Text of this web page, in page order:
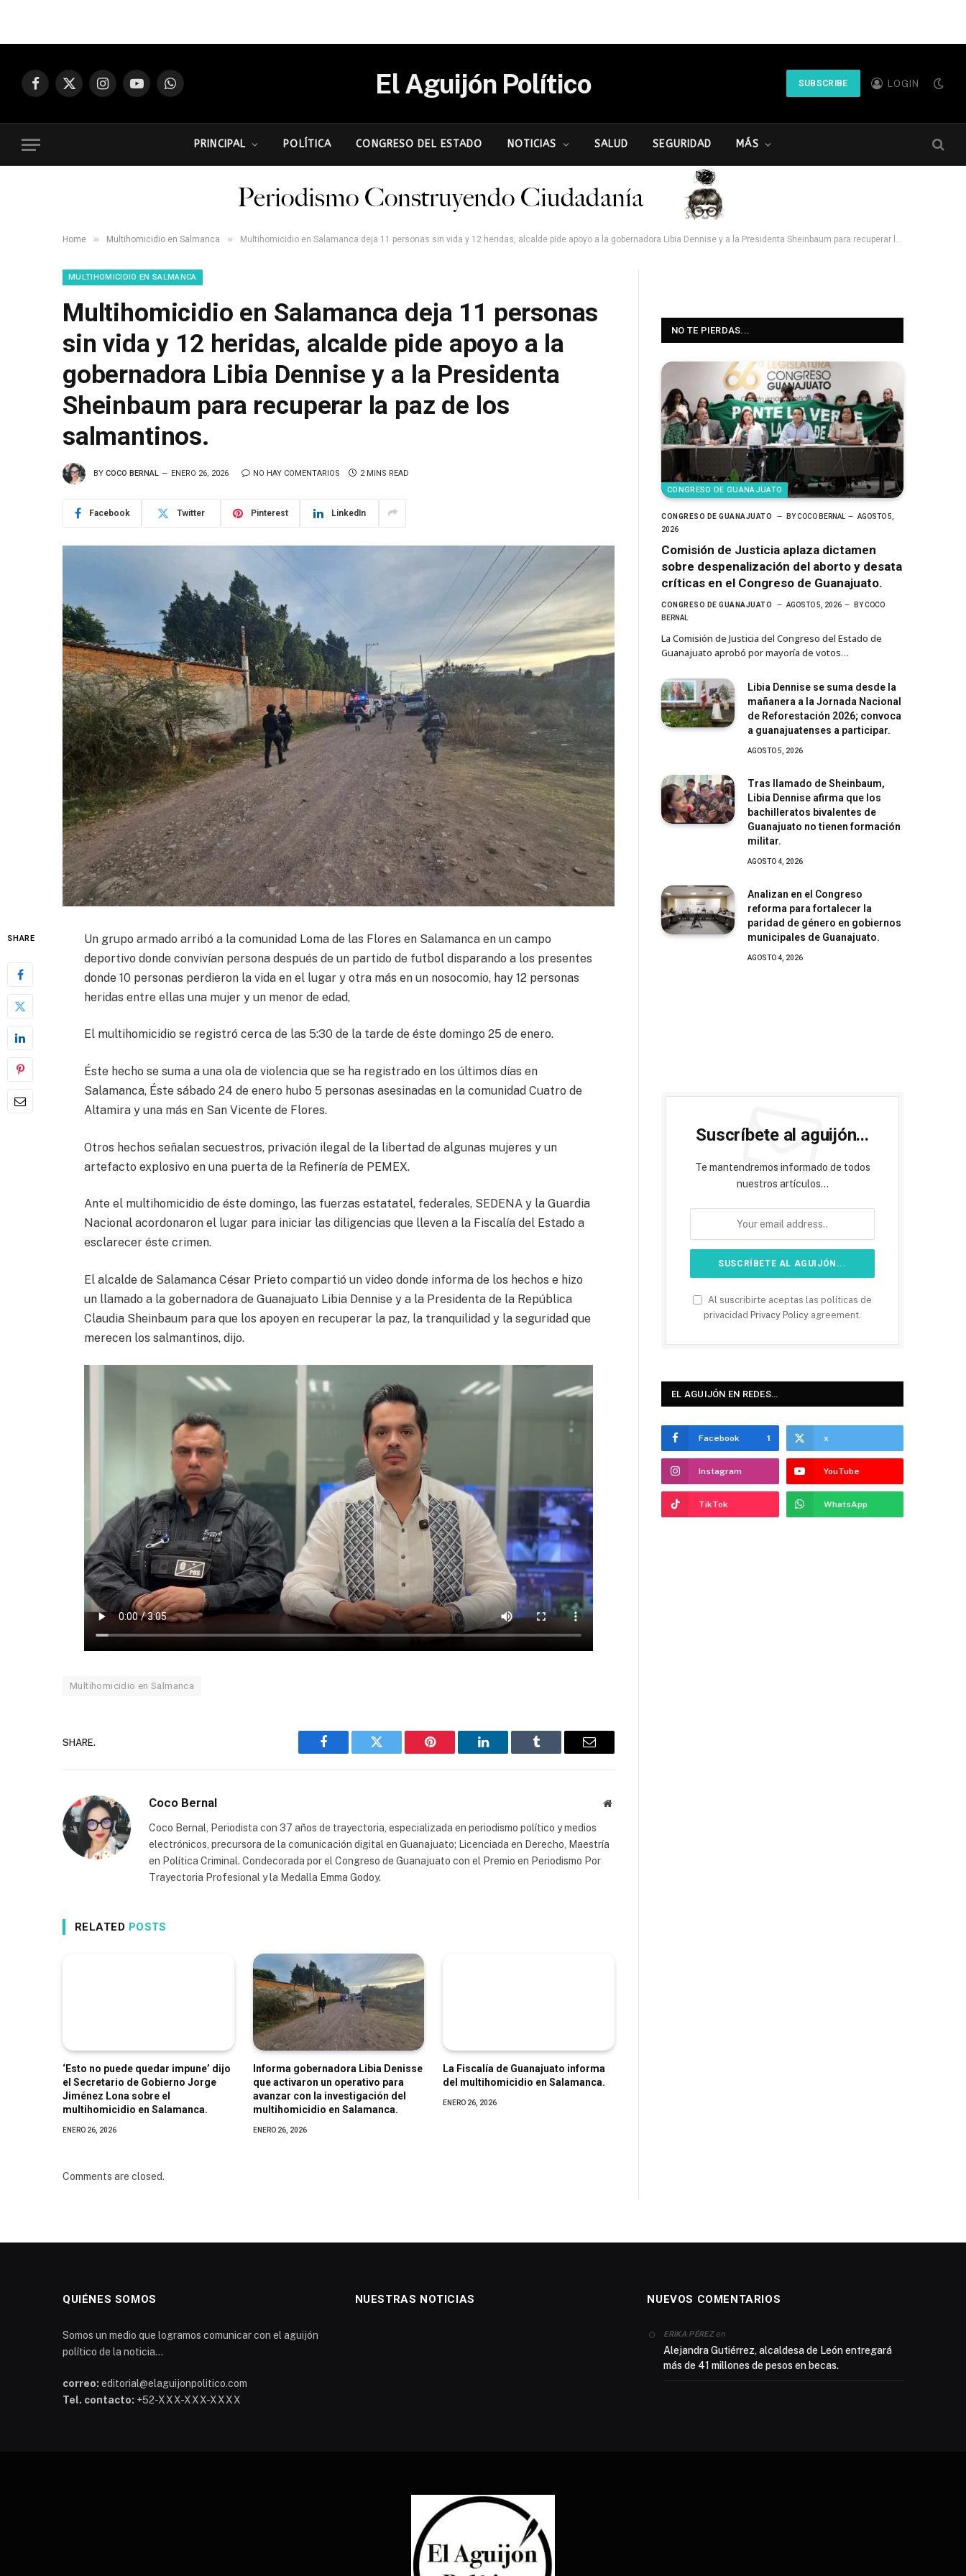
Facebook
X
InstagramYouTubeWhatsApp El Aguijón Político SUBSCRIBE LOGIN
PRINCIPAL POLÍTICA CONGRESO DEL ESTADO NOTICIAS SALUD SEGURIDAD MÁS
Home » Multihomicidio en Salmanca » Multihomicidio en Salamanca deja 11 personas sin vida y 12 heridas, alcalde pide apoyo a la gobernadora Libia Dennise y a la Presidenta Sheinbaum para recuperar la paz de los salmantinos.
MULTIHOMICIDIO EN SALMANCA
Multihomicidio en Salamanca deja 11 personas
sin vida y 12 heridas, alcalde pide apoyo a la
gobernadora Libia Dennise y a la Presidenta
Sheinbaum para recuperar la paz de los
salmantinos.
BY COCO BERNAL ENERO 26, 2026 NO HAY COMENTARIOS 2 MINS READ
Facebook Twitter Pinterest LinkedIn
SHARE
Un grupo armado arribó a la comunidad Loma de las Flores en Salamanca en un campo
deportivo donde convivían persona después de un partido de futbol disparando a los presentes
donde 10 personas perdieron la vida en el lugar y otra más en un nosocomio, hay 12 personas
heridas entre ellas una mujer y un menor de edad,
El multihomicidio se registró cerca de las 5:30 de la tarde de éste domingo 25 de enero.
Éste hecho se suma a una ola de violencia que se ha registrado en los últimos días en
Salamanca, Éste sábado 24 de enero hubo 5 personas asesinadas en la comunidad Cuatro de
Altamira y una más en San Vicente de Flores.
Otros hechos señalan secuestros, privación ilegal de la libertad de algunas mujeres y un
artefacto explosivo en una puerta de la Refinería de PEMEX.
Ante el multihomicidio de éste domingo, las fuerzas estatatel, federales, SEDENA y la Guardia
Nacional acordonaron el lugar para iniciar las diligencias que lleven a la Fiscalía del Estado a
esclarecer éste crimen.
El alcalde de Salamanca César Prieto compartió un video donde informa de los hechos e hizo
un llamado a la gobernadora de Guanajuato Libia Dennise y a la Presidenta de la República
Claudia Sheinbaum para que los apoyen en recuperar la paz, la tranquilidad y la seguridad que
merecen los salmantinos, dijo.
Multihomicidio en Salmanca
SHARE.
Facebook Twitter Pinterest LinkedIn Tumblr Email
Coco Bernal Website
Coco Bernal, Periodista con 37 años de trayectoria, especializada en periodismo político y medios
electrónicos, precursora de la comunicación digital en Guanajuato; Licenciada en Derecho, Maestría
en Política Criminal. Condecorada por el Congreso de Guanajuato con el Premio en Periodismo Por
Trayectoria Profesional y la Medalla Emma Godoy.
RELATED POSTS
‘Esto no puede quedar impune’ dijo
el Secretario de Gobierno Jorge
Jiménez Lona sobre el
multihomicidio en Salamanca.
ENERO 26, 2026
Informa gobernadora Libia Denisse
que activaron un operativo para
avanzar con la investigación del
multihomicidio en Salamanca.
ENERO 26, 2026
La Fiscalía de Guanajuato informa
del multihomicidio en Salamanca.
ENERO 26, 2026
Comments are closed.
NO TE PIERDAS...
CONGRESO DE GUANAJUATO
CONGRESO DE GUANAJUATO BYCOCO BERNAL
AGOSTO 5,
2026
Comisión de Justicia aplaza dictamen
sobre despenalización del aborto y desata
críticas en el Congreso de Guanajuato.
CONGRESO DE GUANAJUATO AGOSTO 5, 2026 BYCOCO
BERNAL
La Comisión de Justicia del Congreso del Estado de
Guanajuato aprobó por mayoría de votos…
Libia Dennise se suma desde la
mañanera a la Jornada Nacional
de Reforestación 2026; convoca
a guanajuatenses a participar.
AGOSTO 5, 2026
Tras llamado de Sheinbaum,
Libia Dennise afirma que los
bachilleratos bivalentes de
Guanajuato no tienen formación
militar.
AGOSTO 4, 2026
Analizan en el Congreso
reforma para fortalecer la
paridad de género en gobiernos
municipales de Guanajuato.
AGOSTO 4, 2026
Suscríbete al aguijón...
Te mantendremos informado de todos
nuestros artículos...
Al suscribirte aceptas las políticas de
privacidad Privacy Policy agreement.
EL AGUIJÓN EN REDES…
Facebook 1 x
Instagram YouTube
TikTok WhatsApp
QUIÉNES SOMOS
Somos un medio que logramos comunicar con el aguijón
político de la noticia...
correo: editorial@elaguijonpolitico.com
Tel. contacto: +52-XXX-XXX-XXXX
NUESTRAS NOTICIAS NUEVOS COMENTARIOS
ERIKA PÉREZen
Alejandra Gutiérrez, alcaldesa de León entregará
más de 41 millones de pesos en becas.